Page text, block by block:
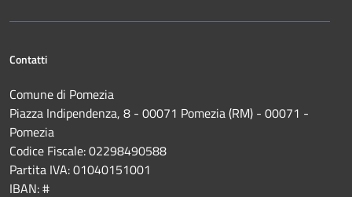
Contatti
Comune di Pomezia
Piazza Indipendenza, 8 - 00071 Pomezia (RM) - 00071 -
Pomezia
Codice Fiscale: 02298490588
Partita IVA: 01040151001
IBAN: #